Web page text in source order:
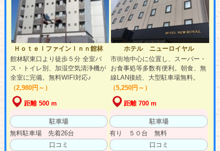
ＨｏｔｅｌファインＩｎｎ館林
館林駅東口より徒歩５分 全室バ
ス・トイレ別、加湿空気清浄機が
全室に完備。無料WIFI対応♪
（2,980円～）
距離 500 m
駐車場
無料駐車場 先着26台
口コミ
ホテル ニューロイヤル
市街地中心に位置し、スーパー・
お食事処等多数有便利。朝食、無
線LAN接続、大型駐車場無料。
（5,250円～）
距離 700 m
駐車場
有り ５０台 無料
口コミ